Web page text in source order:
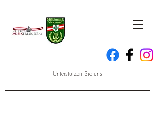
Unterstützen Sie uns